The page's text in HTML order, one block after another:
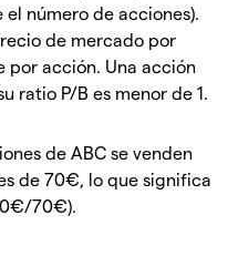
número de acciones).
de mercado por
por acción. Una acción
ratio P/B es menor de 1.
de ABC se venden
de 70€, lo que significa
70€).